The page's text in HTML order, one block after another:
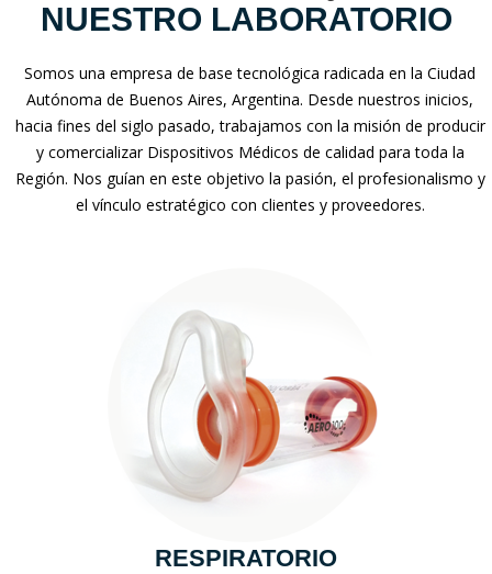
NUESTRO LABORATORIO
Somos una empresa de base tecnológica radicada en la Ciudad
Autónoma de Buenos Aires, Argentina. Desde nuestros inicios,
hacia fines del siglo pasado, trabajamos con la misión de producir
y comercializar Dispositivos Médicos de calidad para toda la
Región. Nos guían en este objetivo la pasión, el profesionalismo y
el vínculo estratégico con clientes y proveedores.
RESPIRATORIO